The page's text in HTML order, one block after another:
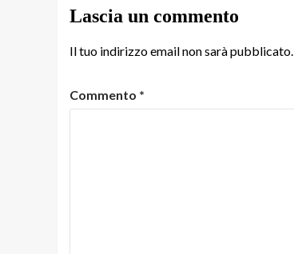
Lascia un commento
Il tuo indirizzo email non sarà pubblicato.
Commento *